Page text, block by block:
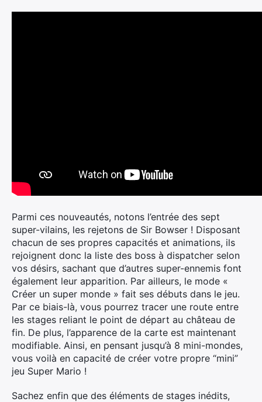
Parmi ces nouveautés, notons l’entrée des sept
super-vilains, les rejetons de Sir Bowser ! Disposant
chacun de ses propres capacités et animations, ils
rejoignent donc la liste des boss à dispatcher selon
vos désirs, sachant que d’autres super-ennemis font
également leur apparition. Par ailleurs, le mode «
Créer un super monde » fait ses débuts dans le jeu.
Par ce biais-là, vous pourrez tracer une route entre
les stages reliant le point de départ au château de
fin. De plus, l’apparence de la carte est maintenant
modifiable. Ainsi, en pensant jusqu’à 8 mini-mondes,
vous voilà en capacité de créer votre propre “mini”
jeu Super Mario !
Sachez enfin que des éléments de stages inédits,